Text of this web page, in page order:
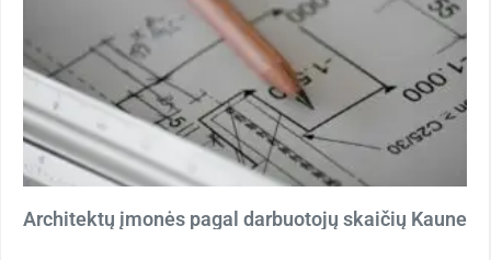
Architektų įmonės pagal darbuotojų skaičių Kaune